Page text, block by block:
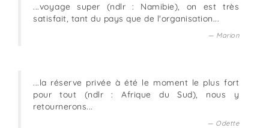
...voyage super (ndlr : Namibie), on est très
satisfait, tant du pays que de l'organisation...
Marion
...la réserve privée à été le moment le plus fort
pour tout (ndlr : Afrique du Sud), nous y
retournerons...
Odette